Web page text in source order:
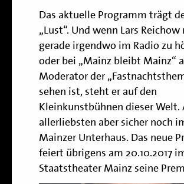
Das aktuelle Programm trägt
„Lust“. Und wenn Lars
gerade irgendwo im Radio zu
oder bei „Mainz bleibt Mainz“
Moderator der
sehen ist, steht er auf den
Kleinkunstbühnen dieser Welt.
allerliebsten aber sicher noch
Mainzer Unterhaus. Das neue
feiert übrigens am 20.10.2017
Staatstheater Mainz seine